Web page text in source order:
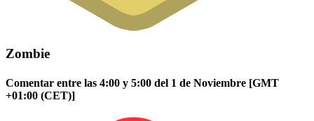
Zombie
Comentar entre las 4:00 y 5:00 del 1 de Noviembre [GMT
+01:00 (CET)]